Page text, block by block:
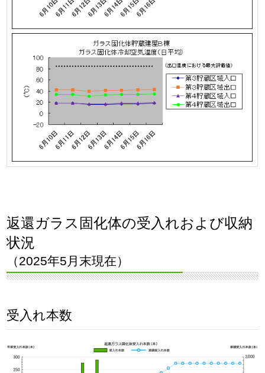
返還ガラス固化体の受入れおよび収納
状況
（2025年5月末現在）
受入れ本数